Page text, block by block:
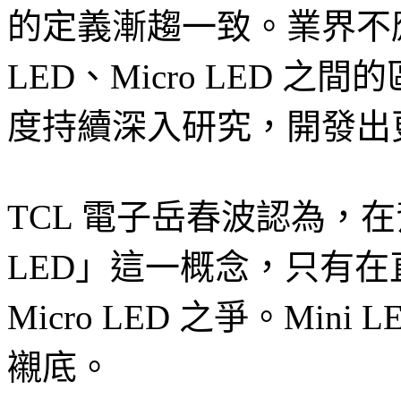
的定義漸趨一致。業界
LED、Micro LED 之間
度持續深入研究，開發
TCL 電子岳春波認為，
LED」這一概念，只有
Micro LED 之爭。Mini
襯底。